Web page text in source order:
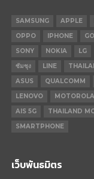
SAMSUNG APPLE
OPPO
IPHONE
SONY
NOKIA LG
ซัมซุง
LINE
ASUS
QUALCOMM
LENOVO
MOTOROLA
AIS 5G
THAILAND
SMARTPHONE
เว็บพันธมิตร